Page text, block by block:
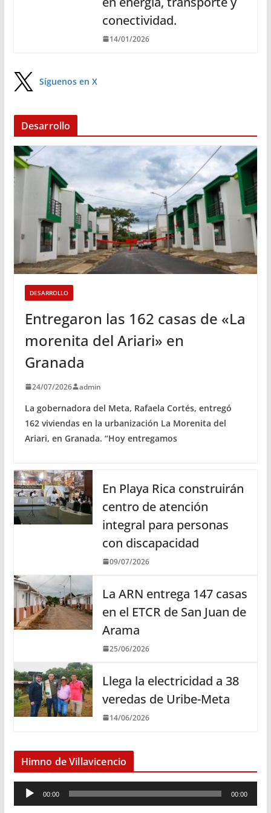
conectividad.
14/01/2026
Síguenos en X
Desarrollo
DESARROLLO
Entregaron las 162 casas de «La
morenita del Ariari» en
Granada
24/07/2026 admin
La gobernadora del Meta, Rafaela Cortés, entregó
162 viviendas en la urbanización La Morenita del
Ariari, en Granada. “Hoy entregamos
En Playa Rica construirán
centro de atención
integral para personas
con discapacidad
09/07/2026
La ARN entrega 147 casas
en el ETCR de San Juan de
Arama
25/06/2026
Llega la electricidad a 38
veredas de Uribe-Meta
14/06/2026
Himno de Villavicencio
e
00:00 00:00